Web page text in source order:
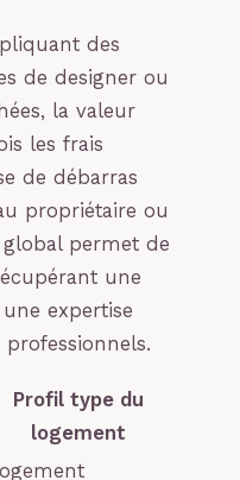
des
de designer ou
la valeur
les frais
de débarras
propriétaire ou
permet de
une
expertise
Profil type du
logement